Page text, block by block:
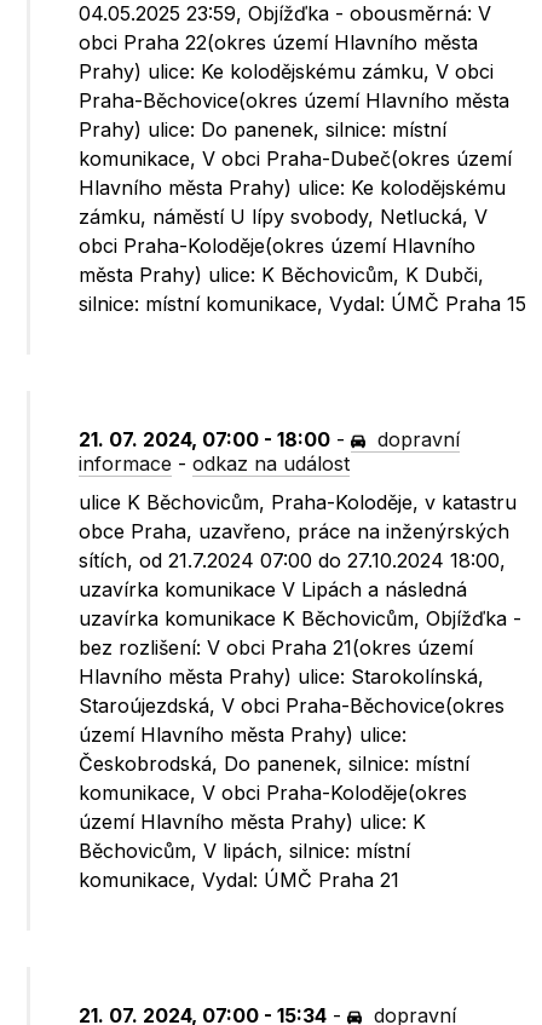
04.05.2025 23:59, Objížďka - obousměrná: V
obci Praha 22(okres území Hlavního města
Prahy) ulice: Ke kolodějskému zámku, V obci
Praha-Běchovice(okres území Hlavního města
Prahy) ulice: Do panenek, silnice: místní
komunikace, V obci Praha-Dubeč(okres území
Hlavního města Prahy) ulice: Ke kolodějskému
zámku, náměstí U lípy svobody, Netlucká, V
obci Praha-Koloděje(okres území Hlavního
města Prahy) ulice: K Běchovicům, K Dubči,
silnice: místní komunikace, Vydal: ÚMČ Praha 15
21. 07. 2024, 07:00 - 18:00 -
dopravní
informace -odkaz na událost
ulice K Běchovicům, Praha-Koloděje, v katastru
obce Praha, uzavřeno, práce na inženýrských
sítích, od 21.7.2024 07:00 do 27.10.2024 18:00,
uzavírka komunikace V Lipách a následná
uzavírka komunikace K Běchovicům, Objížďka -
bez rozlišení: V obci Praha 21(okres území
Hlavního města Prahy) ulice: Starokolínská,
Staroújezdská, V obci Praha-Běchovice(okres
území Hlavního města Prahy) ulice:
Českobrodská, Do panenek, silnice: místní
komunikace, V obci Praha-Koloděje(okres
území Hlavního města Prahy) ulice: K
Běchovicům, V lipách, silnice: místní
komunikace, Vydal: ÚMČ Praha 21
21. 07. 2024, 07:00 - 15:34 - dopravní